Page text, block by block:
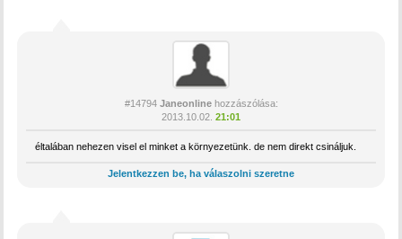
#14794 Janeonlinehozzászólása:
2013.10.02. 21:01
éltalában nehezen visel el minket a környezetünk. de nem direkt csináljuk.
Jelentkezzen be, ha válaszolni szeretne